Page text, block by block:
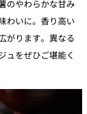
のやわらかな甘み
わいに。香り高い
がります。異なる
ュをぜひご堪能く